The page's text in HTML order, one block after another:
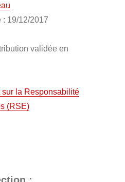
: 19/12/2017
validée en
la Responsabilité
(RSE)